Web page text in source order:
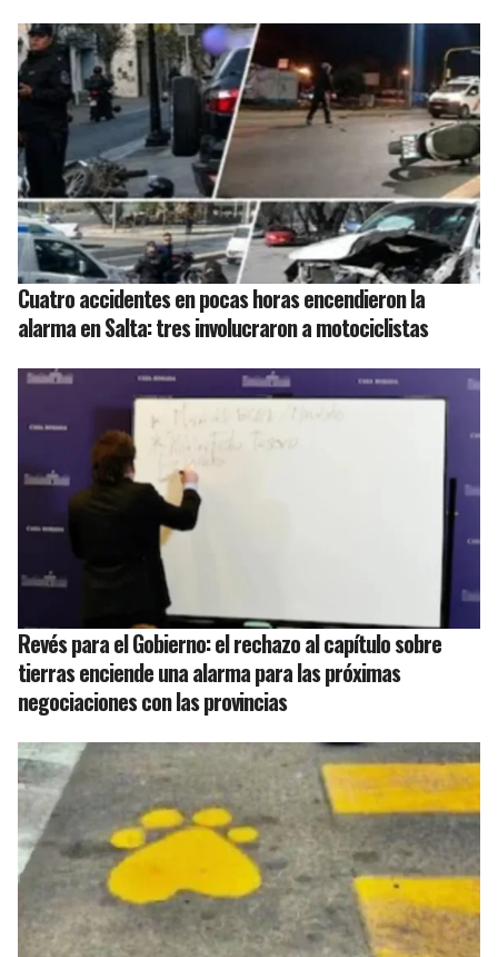
Cuatro accidentes en pocas horas encendieron la
alarma en Salta: tres involucraron a motociclistas
Revés para el Gobierno: el rechazo al capítulo sobre
tierras enciende una alarma para las próximas
negociaciones con las provincias